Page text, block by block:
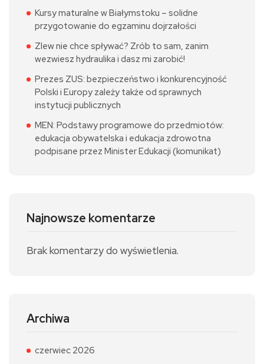
Kursy maturalne w Białymstoku – solidne
przygotowanie do egzaminu dojrzałości
Zlew nie chce spływać? Zrób to sam, zanim
wezwiesz hydraulika i dasz mi zarobić!
Prezes ZUS: bezpieczeństwo i konkurencyjność
Polski i Europy zależy także od sprawnych
instytucji publicznych
MEN: Podstawy programowe do przedmiotów:
edukacja obywatelska i edukacja zdrowotna
podpisane przez Minister Edukacji (komunikat)
Najnowsze komentarze
Brak komentarzy do wyświetlenia.
Archiwa
czerwiec 2026